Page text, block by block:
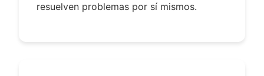
resuelven problemas por sí mismos.